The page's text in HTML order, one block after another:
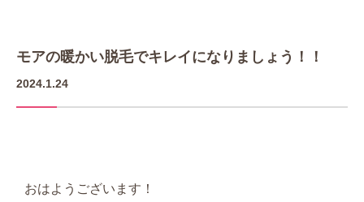
モアの暖かい脱毛でキレイになりましょう！！
2024.1.24
おはようございます！